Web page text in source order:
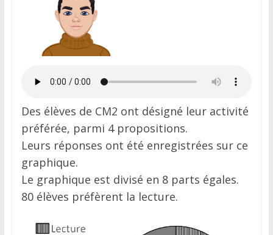
Des élèves de CM2 ont désigné leur activité
préférée, parmi 4 propositions.
Leurs réponses ont été enregistrées sur ce
graphique.
Le graphique est divisé en 8 parts égales.
80 élèves préfèrent la lecture.